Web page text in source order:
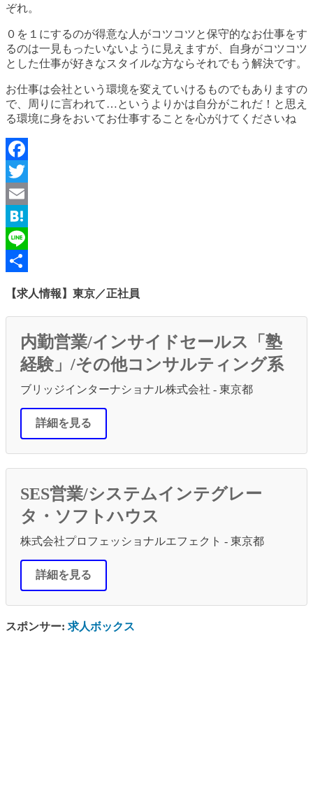
ぞれ。
０を１にするのが得意な人がコツコツと保守的なお仕事をす
るのは一見もったいないように見えますが、自身がコツコツ
とした仕事が好きなスタイルな方ならそれでもう解決です。
お仕事は会社という環境を変えていけるものでもありますの
で、周りに言われて…というよりかは自分がこれだ！と思え
る環境に身をおいてお仕事することを心がけてくださいね
Facebook
Twitter
Email
Hatena
Line
【求人情報】東京／正社員
内勤営業/インサイドセールス「塾
経験」/その他コンサルティング系
ブリッジインターナショナル株式会社 - 東京都
詳細を見る
SES営業/システムインテグレー
タ・ソフトハウス
株式会社プロフェッショナルエフェクト - 東京都
詳細を見る
スポンサー: 求人ボックス